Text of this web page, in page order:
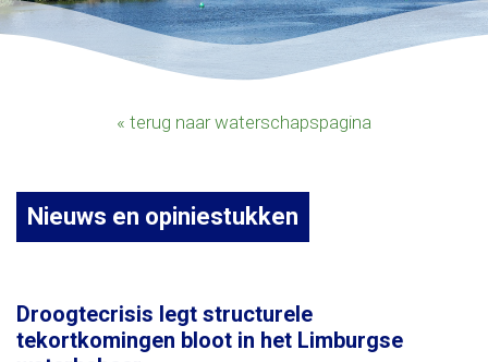
« terug naar waterschapspagina
Nieuws en opiniestukken
Droogtecrisis legt structurele
tekortkomingen bloot in het Limburgse